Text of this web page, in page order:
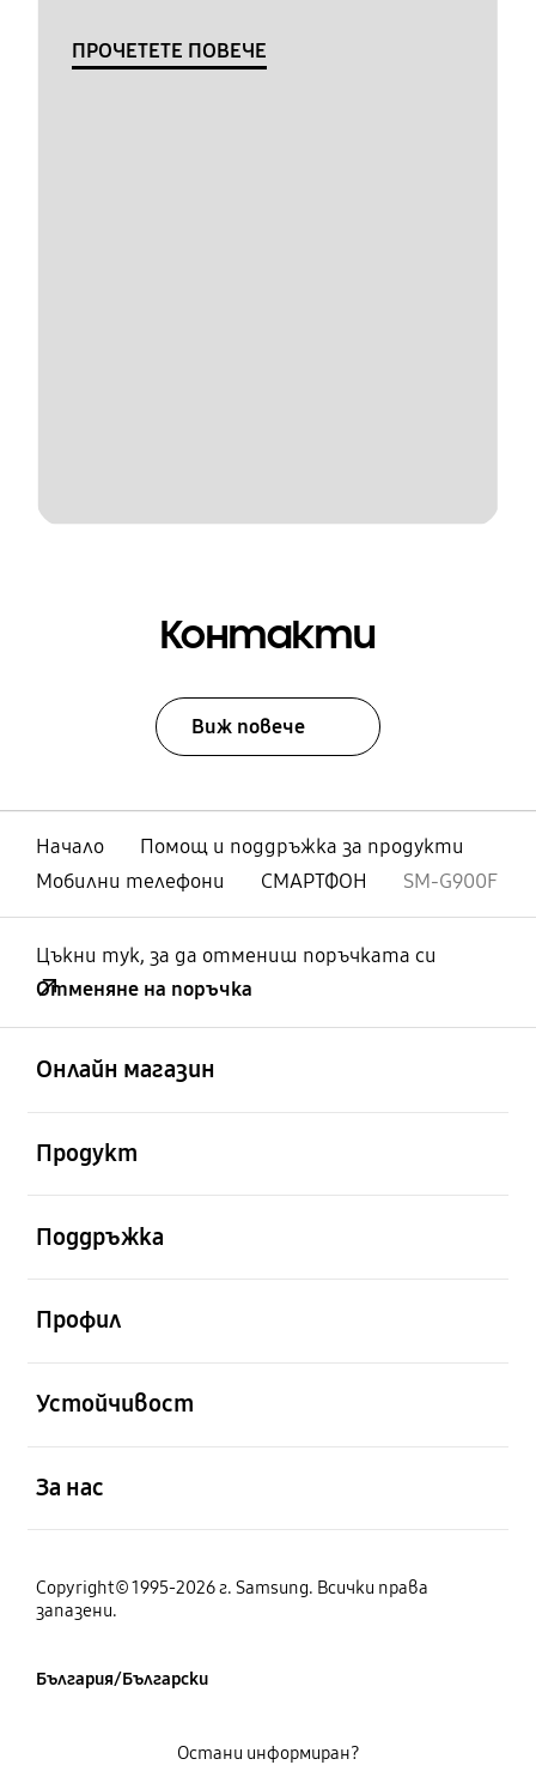
ПРОЧЕТЕТЕ ПОВЕЧЕ
Контакти
Виж повече
Начало
Помощ и поддръжка за продукти
Мобилни телефони
СМАРТФОН SM-G900F
Цъкни тук, за да отмениш поръчката си
Отменяне на поръчка
Онлайн магазин
Продукт
Поддръжка
Профил
Устойчивост
За нас
Copyright© 1995-2026 г. Samsung. Всички права
запазени.
България/Български
Остани информиран?